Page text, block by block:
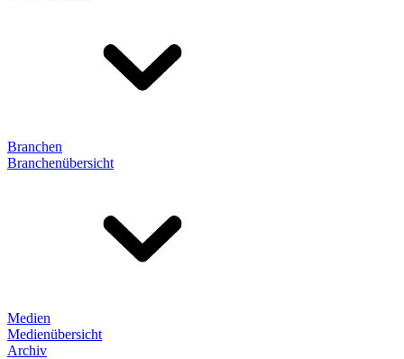
Branchen
Branchenübersicht
Medien
Medienübersicht
Archiv